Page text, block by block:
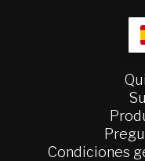
Condiciones